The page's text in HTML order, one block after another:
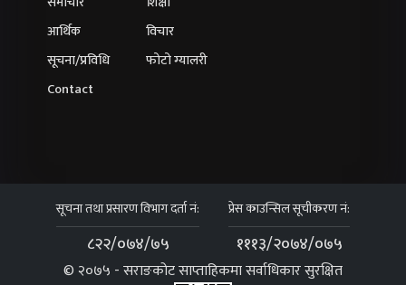
आर्थिक
विचार
सूचना/प्रविधि
फोटो ग्यालरी
Contact
सूचना तथा प्रसारण विभाग दर्ता नं:
८२२/०७४/७५
प्रेस काउन्सिल सूचीकरण नं:
१११३/२०७४/०७५
© २०७५ - सराङकोट साप्ताहिकमा सर्वाधिकार सुरक्षित